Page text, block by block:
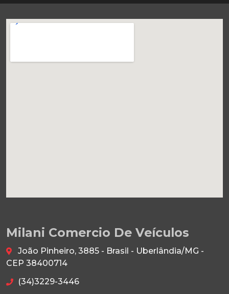
Milani Comercio De Veículos
João Pinheiro, 3885 - Brasil - Uberlândia/MG -
CEP 38400714
(34)3229-3446